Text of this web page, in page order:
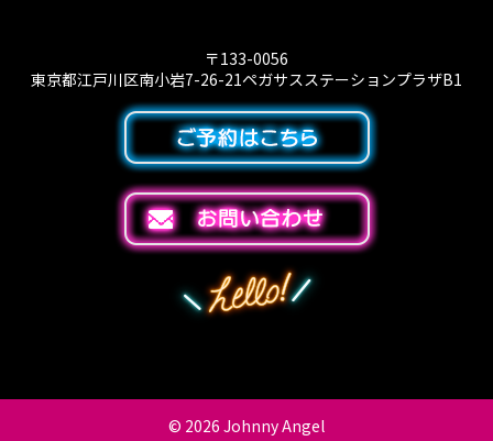
〒133-0056
東京都江戸川区南小岩7-26-21ペガサスステーションプラザB1
© 2026 Johnny Angel